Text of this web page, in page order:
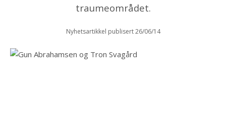
traumeområdet.
Nyhetsartikkel publisert 26/06/14